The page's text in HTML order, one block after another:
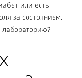
или есть
за состоянием.